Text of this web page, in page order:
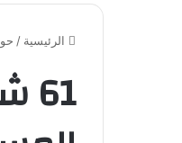
الرئيسية /